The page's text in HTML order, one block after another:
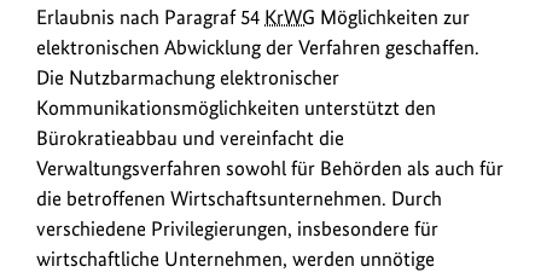
Erlaubnis nach Paragraf 54 KrWG Möglichkeiten zur
elektronischen Abwicklung der Verfahren geschaffen.
Die Nutzbarmachung elektronischer
Kommunikationsmöglichkeiten unterstützt den
Bürokratieabbau und vereinfacht die
Verwaltungsverfahren sowohl für Behörden als auch für
die betroffenen Wirtschaftsunternehmen. Durch
verschiedene Privilegierungen, insbesondere für
wirtschaftliche Unternehmen, werden unnötige